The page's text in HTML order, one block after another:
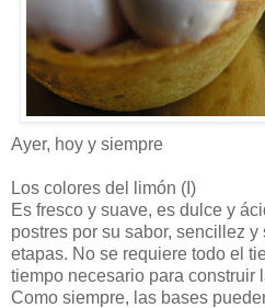
Ayer, hoy y siempre
Los colores del limón (I)
Es fresco y suave, es dulce y
postres por su sabor, sencillez
etapas. No se requiere todo el
tiempo necesario para construir
Como siempre, las bases